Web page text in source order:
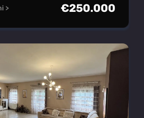
> €250.000